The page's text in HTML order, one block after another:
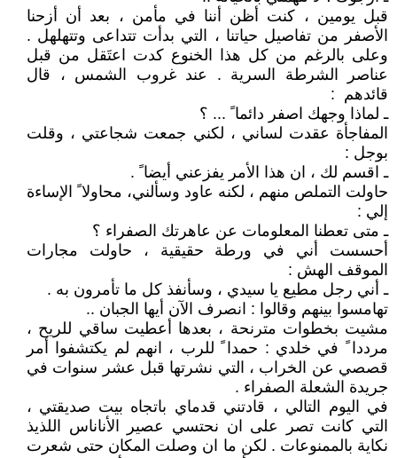
قبل يومين ، كنت أظن أننا في مأمن ، بعد أن أزحنا
الأصفر من تفاصيل حياتنا ، التي بدأت تتداعى وتتهلهل .
وعلى بالرغم من كل هذا الخنوع كدت اعتَقل من قبل
عناصر الشرطة السرية . عند غروب الشمس ، قال
قائدهم :
ـ لماذا وجهك اصفر دائما ً ... ؟
المفاجأة عقدت لساني ، لكني جمعت شجاعتي ، وقلت
بوجل :
ـ اقسم لك ، ان هذا الأمر يفزعني أيضا ً .
حاولت التملص منهم ، لكنه عاود وسألني، محاولا ً الإساءة
إلي :
ـ متى تعطنا المعلومات عن عاهرتك الصفراء ؟
أحسست أني في ورطة حقيقية ، حاولت مجارات
الموقف الهش :
ـ أني رجل مطيع يا سيدي ، وسأنفذ كل ما تأمرون به .
تهامسوا بينهم وقالوا : انصرف الآن أيها الجبان ..
مشيت بخطوات مترنحة ، بعدها أعطيت ساقي للريح ،
مرددا ً في خلدي : حمدا ً للرب ، انهم لم يكتشفوا أمر
قصصي عن الخراب ، التي نشرتها قبل عشر سنوات في
جريدة الشعلة الصفراء .
في اليوم التالي ، قادتني قدماي باتجاه بيت صديقتي ،
التي كانت تصر على ان نحتسي عصير الأناناس اللذيذ
نكاية بالممنوعات . لكن ما ان وصلت المكان حتى شعرت